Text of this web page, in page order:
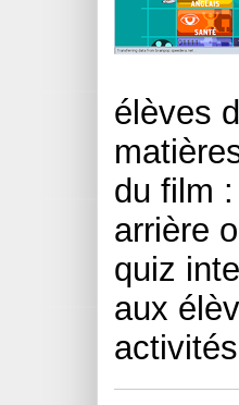
élèves
du film
arrière
quiz
aux